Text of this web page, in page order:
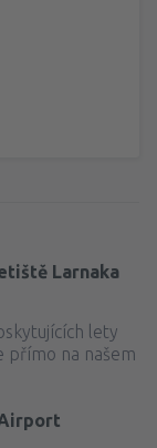
Larnaka
lety
přímo na našem